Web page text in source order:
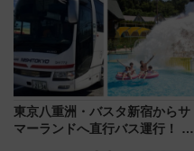
グ】
東京八重洲・バスタ新宿からサ
マーランドへ直行バス運行！ お